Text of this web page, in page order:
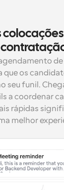
que os
seu funil.
a coordenar
rápidas
melhor